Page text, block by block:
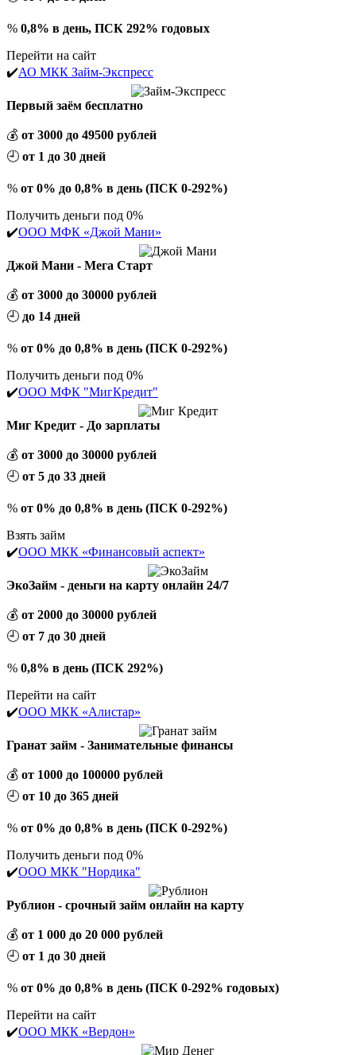
% 0,8% в день, ПСК 292% годовых
Перейти на сайт
✔️АО МКК Займ-Экспресс
Первый заём бесплатно
💰 от 3000 до 49500 рублей
🕘 от 1 до 30 дней
% от 0% до 0,8% в день (ПСК 0-292%)
Получить деньги под 0%
✔️ООО МФК «Джой Мани»
Джой Мани - Мега Старт
💰 от 3000 до 30000 рублей
🕘 до 14 дней
% от 0% до 0,8% в день (ПСК 0-292%)
Получить деньги под 0%
✔️ООО МФК "МигКредит"
Миг Кредит - До зарплаты
💰 от 3000 до 30000 рублей
🕘 от 5 до 33 дней
% от 0% до 0,8% в день (ПСК 0-292%)
Взять займ
✔️ООО МКК «Финансовый аспект»
ЭкоЗайм - деньги на карту онлайн 24/7
💰 от 2000 до 30000 рублей
🕘 от 7 до 30 дней
% 0,8% в день (ПСК 292%)
Перейти на сайт
✔️ООО МКК «Алистар»
Гранат займ - Занимательные финансы
💰 от 1000 до 100000 рублей
🕘 от 10 до 365 дней
% от 0% до 0,8% в день (ПСК 0-292%)
Получить деньги под 0%
✔️ООО МКК "Нордика"
Рублион - срочный займ онлайн на карту
💰 от 1 000 до 20 000 рублей
🕘 от 1 до 30 дней
% от 0% до 0,8% в день (ПСК 0-292% годовых)
Перейти на сайт
✔️ООО МКК «Вердон»